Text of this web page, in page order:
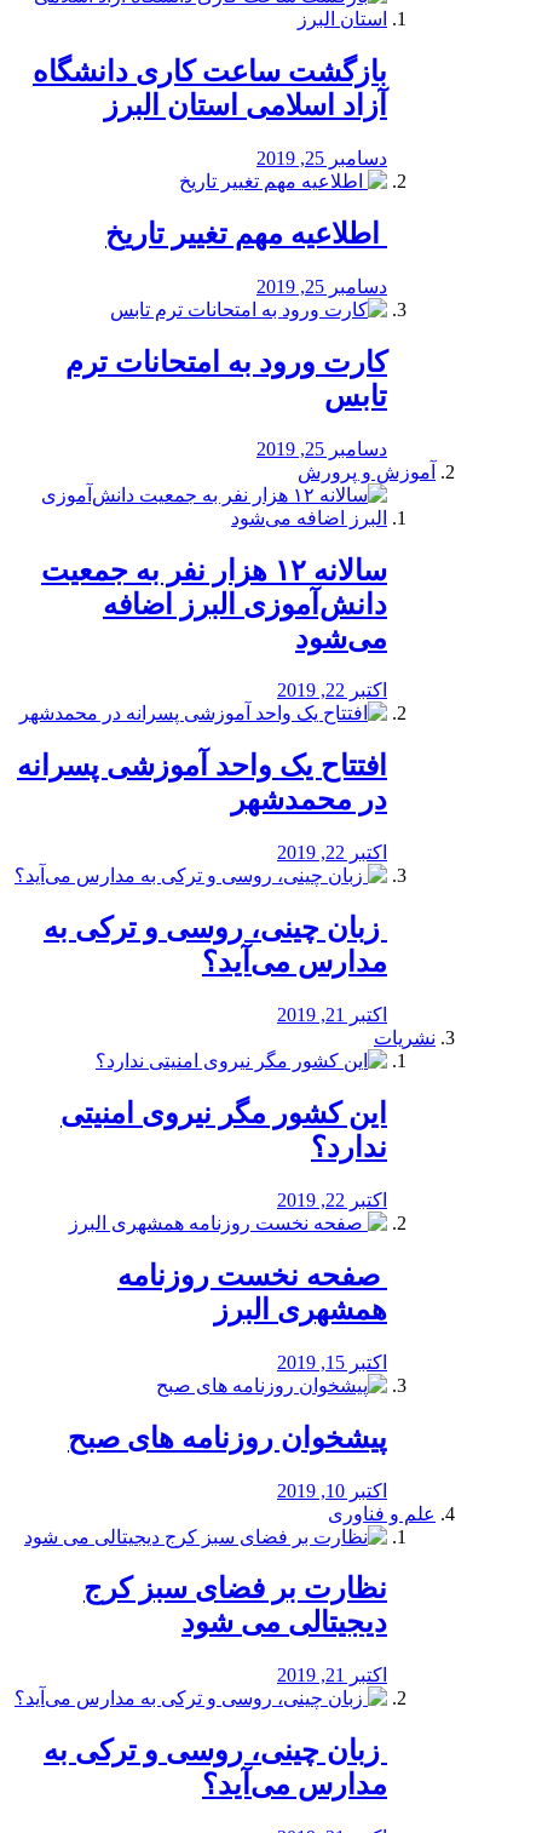
بازگشت ساعت کاری دانشگاه
آزاد اسلامی استان البرز
دسامبر 25, 2019
️ اطلاعیه مهم تغییر تاریخ
دسامبر 25, 2019
کارت ورود به امتحانات ترم
تابس
دسامبر 25, 2019
آموزش و پرورش
️سالانه ۱۲ هزار نفر به جمعیت
دانش‌آموزی البرز اضافه
می‌شود
اکتبر 22, 2019
افتتاح یک واحد آموزشی پسرانه
در محمدشهر
اکتبر 22, 2019
️ زبان چینی، روسی و ترکی به
مدارس می‌آید؟
اکتبر 21, 2019
نشریات
این کشور مگر نیروی امنیتی
ندارد؟
اکتبر 22, 2019
️ صفحه نخست روزنامه‌
همشهری البرز
اکتبر 15, 2019
پیشخوان روزنامه های صبح
اکتبر 10, 2019
علم و فناوری
نظارت بر فضای سبز کرج
دیجیتالی می شود
اکتبر 21, 2019
️ زبان چینی، روسی و ترکی به
مدارس می‌آید؟